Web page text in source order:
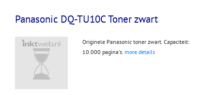
Panasonic DQ-TU10C Toner zwart
Originele Panasonic toner zwart. Capaciteit:
10.000 pagina's. more details